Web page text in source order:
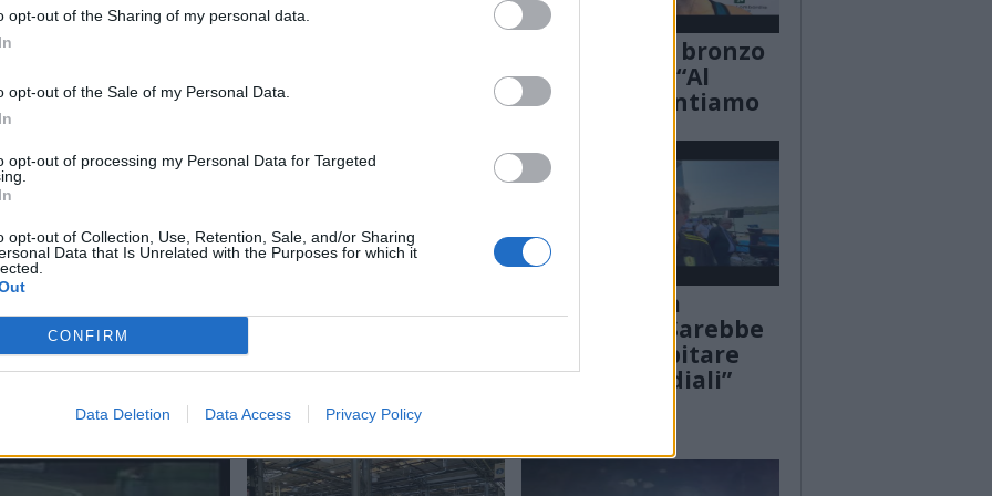
opt-out of the Sharing of my personal data.
opt-out of the Sale of my Personal Data.
opt-out of processing my Personal Data for Targeted
opt-out of Collection, Use, Retention, Sale, and/or Sharing
Data that Is Unrelated with the Purposes for which it
CONFIRM
Data Deletion Data Access Privacy Policy
al Quarto
per
Pallacanestro Varese
è pronta per fare un
Alice Codato, bronzo
agli Europei: “Al
Mondiale puntiamo
calore del pubblico ci
ha spinto al bronzo”
Giorgetti alla
Schiranna: “Sarebbe
un sogno ospitare
anche i mondiali”